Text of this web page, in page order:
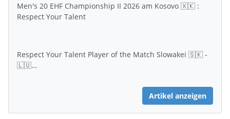
Men's 20 EHF Championship II 2026 am Kosovo 🇽🇰 :
Respect Your Talent
Respect Your Talent Player of the Match Slowakei 🇸🇰 -
🇱🇺…
Artikel anzeigen